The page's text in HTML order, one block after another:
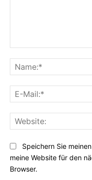
Speichern Sie
meine Website für den
Browser.